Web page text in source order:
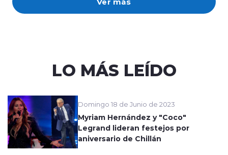
LO MÁS LEÍDO
Domingo 18 de Junio de 2023
Myriam Hernández y "Coco"
Legrand lideran festejos por
aniversario de Chillán